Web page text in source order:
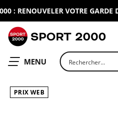
: RENOUVELER VOTRE GARDE
OUVRIR LE
MENU Rechercher un
PRIX WEB